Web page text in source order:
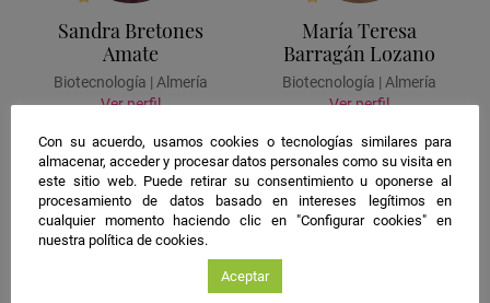
Sandra Bretones
Amate
Biotecnología | Almería
Ver perfil
María Teresa
Barragán Lozano
Biotecnología | Almería
Ver perfil
Teresa Ibáñez Cortés
Con su acuerdo, usamos cookies o tecnologías similares para
almacenar, acceder y procesar datos personales como su visita en
este sitio web. Puede retirar su consentimiento u oponerse al
procesamiento de datos basado en intereses legítimos en
cualquier momento haciendo clic en "Configurar cookies" en
nuestra política de cookies.
Aceptar